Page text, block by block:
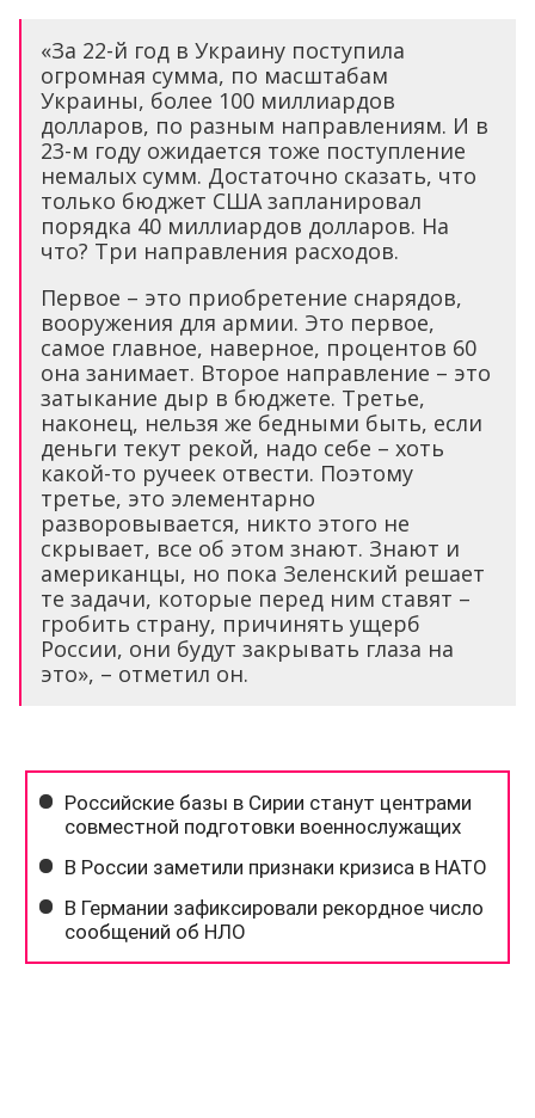
«За 22-й год в Украину поступила
огромная сумма, по масштабам
Украины, более 100 миллиардов
долларов, по разным направлениям. И в
23-м году ожидается тоже поступление
немалых сумм. Достаточно сказать, что
только бюджет США запланировал
порядка 40 миллиардов долларов. На
что? Три направления расходов.
Первое – это приобретение снарядов,
вооружения для армии. Это первое,
самое главное, наверное, процентов 60
она занимает. Второе направление – это
затыкание дыр в бюджете. Третье,
наконец, нельзя же бедными быть, если
деньги текут рекой, надо себе – хоть
какой-то ручеек отвести. Поэтому
третье, это элементарно
разворовывается, никто этого не
скрывает, все об этом знают. Знают и
американцы, но пока Зеленский решает
те задачи, которые перед ним ставят –
гробить страну, причинять ущерб
России, они будут закрывать глаза на
это», – отметил он.